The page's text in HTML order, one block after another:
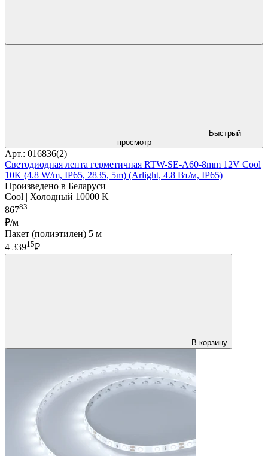
Быстрый
просмотр
Арт.: 016836(2)
Светодиодная лента герметичная RTW-SE-A60-8mm 12V Cool
10K (4.8 W/m, IP65, 2835, 5m) (Arlight, 4.8 Вт/м, IP65)
Произведено в Беларуси
Cool | Холодный 10000 K
86783
₽/м
Пакет (полиэтилен) 5 м
4 33915₽
В корзину